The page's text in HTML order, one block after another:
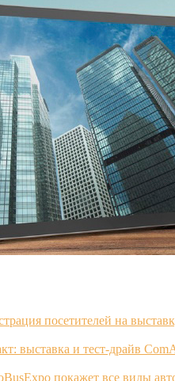
посетителей на
выставка и тест-драйв
покажет все виды